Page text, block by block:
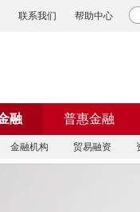
联系我们 帮助中心
融 普惠金融
金融机构 贸易融资